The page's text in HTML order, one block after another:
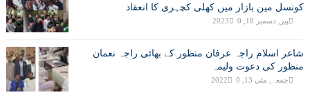
کونسل مین بازار میں کھلی کچہری کا انعقاد
پیر, دسمبر 18, 2023 0
شاعر اسلام راجہ عرفان منظور کے بھائی راجہ نعمان
منظور کی دعوت ولیمہ
جمعہ, مئی 13, 2022 0